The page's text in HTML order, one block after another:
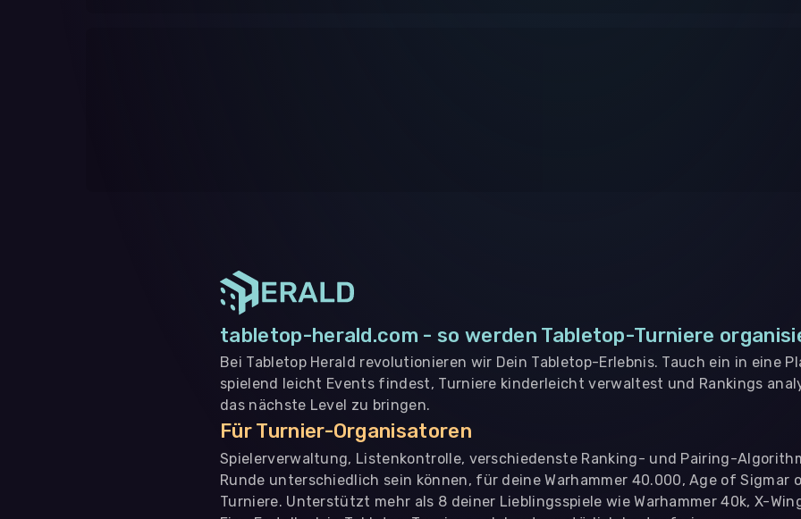
tabletop-herald.com - so werden Tabletop-Turniere
Bei Tabletop Herald revolutionieren wir Dein Tabletop-Erlebnis. Tauch ein in eine
spielend leicht Events findest, Turniere kinderleicht verwaltest und Rankings
das nächste Level zu bringen.
Für Turnier-Organisatoren
Spielerverwaltung, Listenkontrolle, verschiedenste Ranking- und Pairing-
Runde unterschiedlich sein können, für deine Warhammer 40.000, Age of Sigmar
Turniere. Unterstützt mehr als 8 deiner Lieblingsspiele wie Warhammer 40k, X-